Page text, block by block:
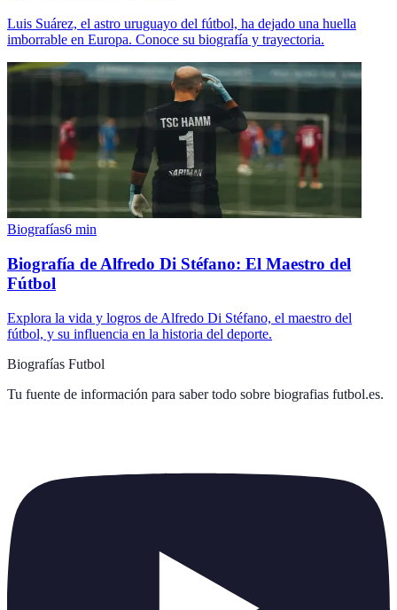
Luis Suárez, el astro uruguayo del fútbol, ha dejado una huella
imborrable en Europa. Conoce su biografía y trayectoria.
Biografías6 min
Biografía de Alfredo Di Stéfano: El Maestro del
Fútbol
Explora la vida y logros de Alfredo Di Stéfano, el maestro del
fútbol, y su influencia en la historia del deporte.
Biografías Futbol
Tu fuente de información para saber todo sobre biografias futbol.es.